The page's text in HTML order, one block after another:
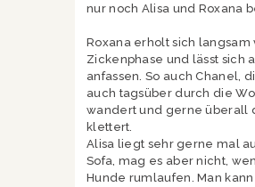
nur noch Alisa und Roxana
Roxana erholt sich langsam
Zickenphase und lässt sich
anfassen. So auch Chanel,
auch tagsüber durch die
wandert und gerne überall
klettert.
Alisa liegt sehr gerne mal
Sofa, mag es aber nicht,
Hunde rumlaufen. Man